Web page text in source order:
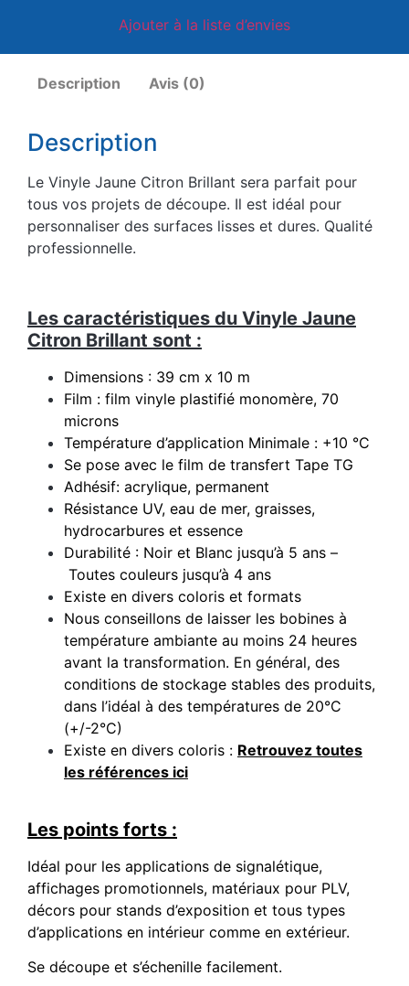
Ajouter à la liste d’envies
Description Avis (0)
Description
Le Vinyle Jaune Citron Brillant sera parfait pour
tous vos projets de découpe. Il est idéal pour
personnaliser des surfaces lisses et dures. Qualité
professionnelle.
Les caractéristiques du Vinyle Jaune
Citron Brillant sont :
Dimensions : 39 cm x 10 m
Film : film vinyle plastifié monomère, 70
microns
Température d’application Minimale : +10 °C
Se pose avec le film de transfert Tape TG
Adhésif: acrylique, permanent
Résistance UV, eau de mer, graisses,
hydrocarbures et essence
Durabilité : Noir et Blanc jusqu’à 5 ans –
Toutes couleurs jusqu’à 4 ans
Existe en divers coloris et formats
Nous conseillons de laisser les bobines à
température ambiante au moins 24 heures
avant la transformation. En général, des
conditions de stockage stables des produits,
dans l’idéal à des températures de 20°C
(+/-2°C)
Existe en divers coloris : Retrouvez toutes
les références ici
Les points forts :
Idéal pour les applications de signalétique,
affichages promotionnels, matériaux pour PLV,
décors pour stands d’exposition et tous types
d’applications en intérieur comme en extérieur.
Se découpe et s’échenille facilement.